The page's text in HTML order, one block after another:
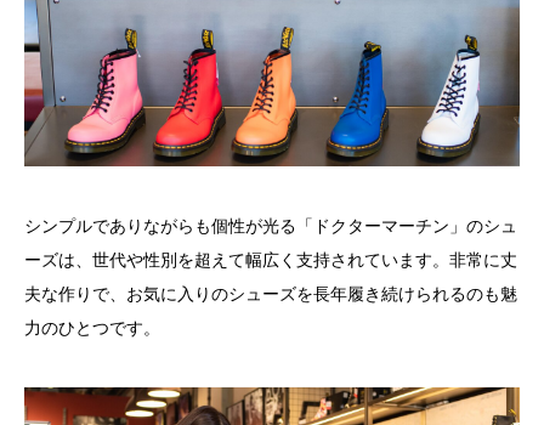
シンプルでありながらも個性が光る「ドクターマーチン」のシュ
ーズは、世代や性別を超えて幅広く支持されています。非常に丈
夫な作りで、お気に入りのシューズを長年履き続けられるのも魅
力のひとつです。